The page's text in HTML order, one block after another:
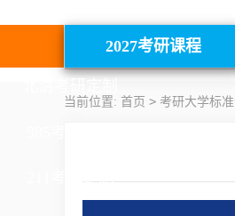
2027考研课程
当前位置: 首页 > 考研大学标
211考研定制